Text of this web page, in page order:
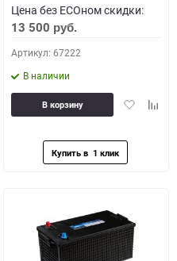
Цена без ECOном скидки:
13 500 руб.
Артикул: 67222
В наличии
Добавить
В корзину